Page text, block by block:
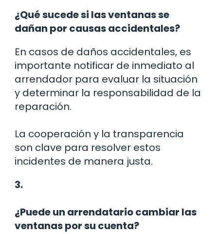
¿Qué sucede si las ventanas se
dañan por causas accidentales?
En casos de daños accidentales, es
importante notificar de inmediato al
arrendador para evaluar la situación
y determinar la responsabilidad de la
reparación.
La cooperación y la transparencia
son clave para resolver estos
incidentes de manera justa.
3.
¿Puede un arrendatario cambiar las
ventanas por su cuenta?